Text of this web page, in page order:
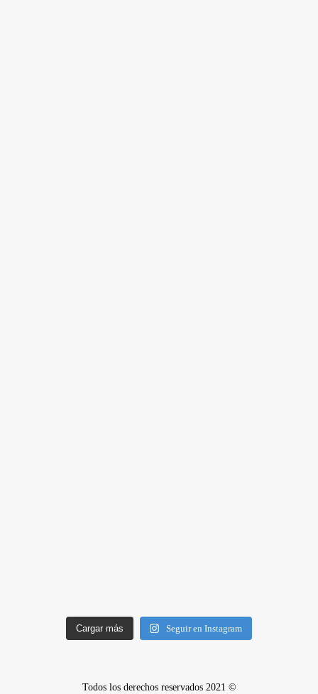
Cargar más Seguir en Instagram
Todos los derechos reservados 2021 ©